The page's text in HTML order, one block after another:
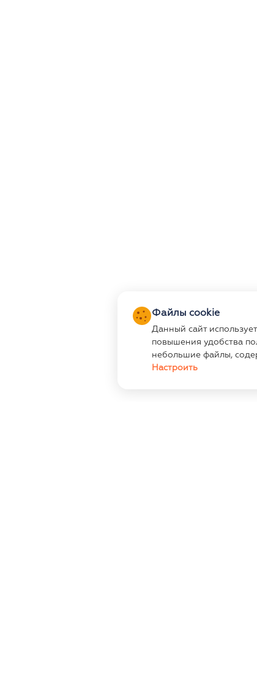
Файлы cookie
Данный сайт
повышения удобства
небольшие файлы,
Настроить